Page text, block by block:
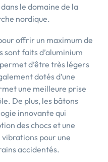
le domaine de la
nordique.
offrir un maximum de
faits d’aluminium
d’être très légers
dotés d’une
une meilleure prise
De plus, les bâtons
innovante qui
des chocs et une
pour une
accidentés.